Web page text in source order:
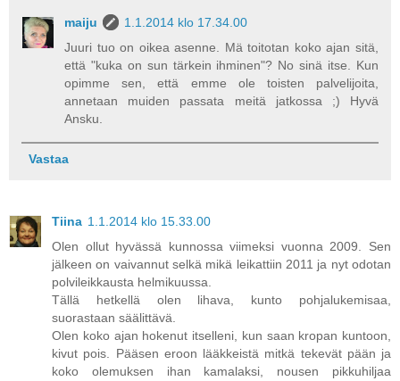
maiju
1.1.2014 klo 17.34.00
Juuri tuo on oikea asenne. Mä toitotan koko ajan sitä,
että "kuka on sun tärkein ihminen"? No sinä itse. Kun
opimme sen, että emme ole toisten palvelijoita,
annetaan muiden passata meitä jatkossa ;) Hyvä
Ansku.
Vastaa
Tiina 1.1.2014 klo 15.33.00
Olen ollut hyvässä kunnossa viimeksi vuonna 2009. Sen
jälkeen on vaivannut selkä mikä leikattiin 2011 ja nyt odotan
polvileikkausta helmikuussa.
Tällä hetkellä olen lihava, kunto pohjalukemisaa,
suorastaan säälittävä.
Olen koko ajan hokenut itselleni, kun saan kropan kuntoon,
kivut pois. Pääsen eroon lääkkeistä mitkä tekevät pään ja
koko olemuksen ihan kamalaksi, nousen pikkuhiljaa